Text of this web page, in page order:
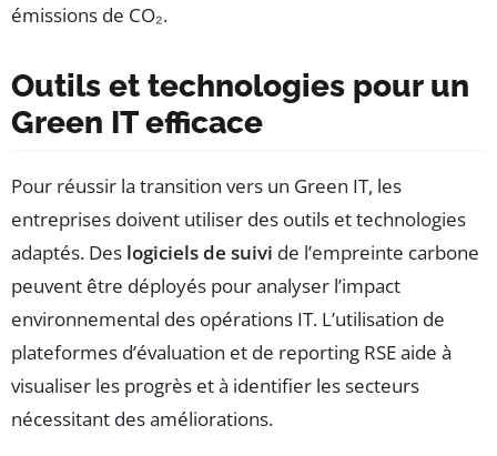
émissions de CO₂.
Outils et technologies pour un
Green IT efficace
Pour réussir la transition vers un Green IT, les
entreprises doivent utiliser des outils et technologies
adaptés. Des logiciels de suivi de l’empreinte carbone
peuvent être déployés pour analyser l’impact
environnemental des opérations IT. L’utilisation de
plateformes d’évaluation et de reporting RSE aide à
visualiser les progrès et à identifier les secteurs
nécessitant des améliorations.